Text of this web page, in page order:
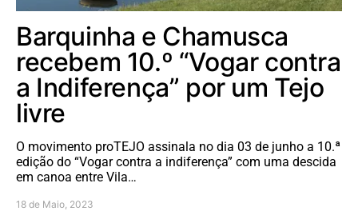
Barquinha e Chamusca
recebem 10.º “Vogar contra
a Indiferença” por um Tejo
livre
O movimento proTEJO assinala no dia 03 de junho a 10.ª
edição do “Vogar contra a indiferença” com uma descida
em canoa entre Vila…
18 de Maio, 2023